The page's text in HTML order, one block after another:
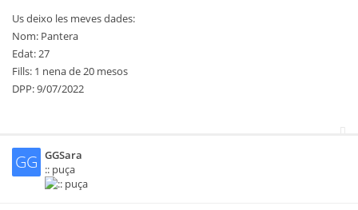
Us deixo les meves dades:
Nom: Pantera
Edat: 27
Fills: 1 nena de 20 mesos
DPP: 9/07/2022
GG GGSara
:: puça